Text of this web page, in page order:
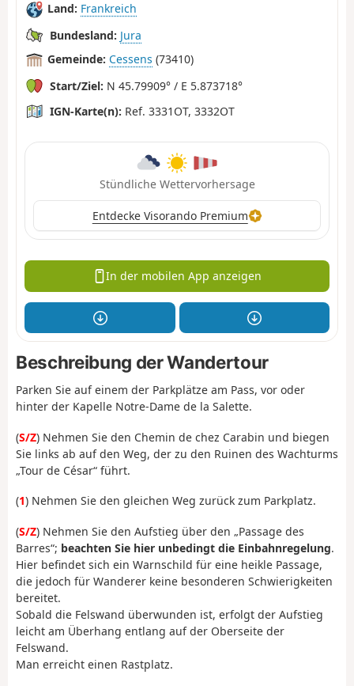
Land: Frankreich
Bundesland: Jura
Gemeinde: Cessens (73410)
Start/Ziel: N 45.79909° / E 5.873718°
IGN-Karte(n): Ref. 3331OT, 3332OT
Stündliche Wettervorhersage
Entdecke Visorando Premium
In der mobilen App anzeigen
Beschreibung der Wandertour
Parken Sie auf einem der Parkplätze am Pass, vor oder
hinter der Kapelle Notre-Dame de la Salette.
(S/Z) Nehmen Sie den Chemin de chez Carabin und biegen
Sie links ab auf den Weg, der zu den Ruinen des Wachturms
„Tour de César“ führt.
(1) Nehmen Sie den gleichen Weg zurück zum Parkplatz.
(S/Z) Nehmen Sie den Aufstieg über den „Passage des
Barres“; beachten Sie hier unbedingt die Einbahnregelung.
Hier befindet sich ein Warnschild für eine heikle Passage,
die jedoch für Wanderer keine besonderen Schwierigkeiten
bereitet.
Sobald die Felswand überwunden ist, erfolgt der Aufstieg
leicht am Überhang entlang auf der Oberseite der
Felswand.
Man erreicht einen Rastplatz.